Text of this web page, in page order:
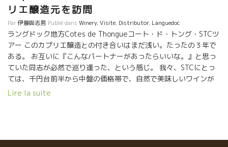
リエ醸造元を訪問
Par伊藤與志男 Publié dans Winery,Visite, Distributor, Languedoc
ラングドック地方Cotes de Thongueコート・ド・トング・STCツ
アー このカプリエ醸造との付き合いはまだ浅い。たったの３年で
ある。 お互いに『こんなパートナーがあったらいいな。』と思っ
ていた同志が必然で巡り逢った、という感じ。 我々、STCにとっ
ては、千円台前半から中盤の価格帯で、自然で美味しいワインが
まだまだ欲しかった。 カプリエのマチュにとっては、『自然な造
Lire la suite